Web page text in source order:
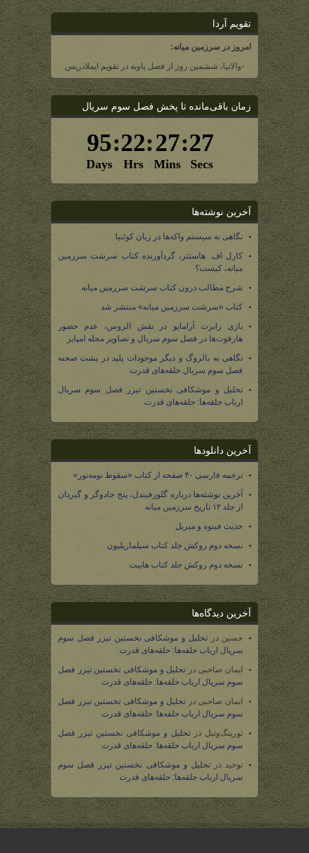
تقویم آردا
امروز در سرزمین میانه:
-والانیا، ششمین روز از فصل یاویه در تقویم ایملادریس.
زمان باقی‌مانده تا پخش فصل سوم سریال
آخرین نوشته‌ها
نگاهی به سیستم واکه‌ها در زبان کوئنیا
کارل اف. هاستتر، گردآورنده کتاب سرشت سرزمین
میانه، کیست؟
شرح مطالب درون کتاب سرشت سرزمین میانه
کتاب «سرشت سرزمین میانه» منتشر شد
بازی رابرت آرامایو در نقش الروس، عدم حضور
هارفوت‌ها در فصل سوم سریال و تصاویر مجله امپایر
نگاهی به بالروگ و دیگر موجودات پلید در پشت صحنه
فصل سوم سریال حلقه‌های قدرت
تحلیل و موشکافی نخستین تیزر فصل سوم سریال
ارباب حلقه‌ها: حلقه‌های قدرت
آخرین دانلودها
ترجمه فارسی ۴۰ صفحه از کتاب «سقوط نومه‌نور»
آخرین نوشته‌ها درباره گلورفیندل، پنج جادوگر و گیردان
از جلد ۱۲ تاریخ سرزمین میانه
حدیث فینوه و میریل
نسخه دوم روکش جلد کتاب سیلماریلیون
نسخه دوم روکش جلد کتاب هابیت
آخرین دیدگاه‌ها
حسین در تحلیل و موشکافی نخستین تیزر فصل سوم
سریال ارباب حلقه‌ها: حلقه‌های قدرت
ایمان صاحبی در تحلیل و موشکافی نخستین تیزر فصل
سوم سریال ارباب حلقه‌ها: حلقه‌های قدرت
ایمان صاحبی در تحلیل و موشکافی نخستین تیزر فصل
سوم سریال ارباب حلقه‌ها: حلقه‌های قدرت
تورینگ‌وتیل در تحلیل و موشکافی نخستین تیزر فصل
سوم سریال ارباب حلقه‌ها: حلقه‌های قدرت
توحید درتحلیل و موشکافی نخستین تیزر فصل سوم
سریال ارباب حلقه‌ها: حلقه‌های قدرت